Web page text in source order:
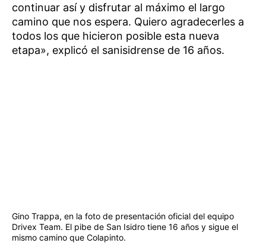
continuar así y disfrutar al máximo el largo
camino que nos espera. Quiero agradecerles a
todos los que hicieron posible esta nueva
etapa», explicó el sanisidrense de 16 años.
Gino Trappa, en la foto de presentación oficial del equipo
Drivex Team. El pibe de San Isidro tiene 16 años y sigue el
mismo camino que Colapinto.